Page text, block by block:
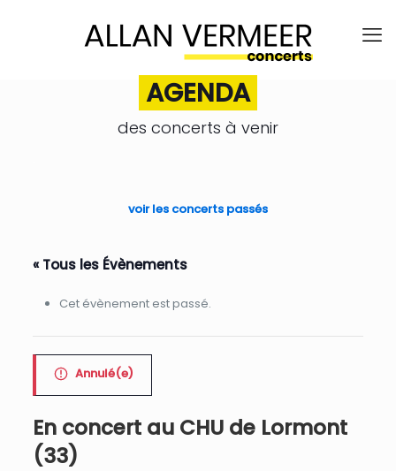
AGENDA
des concerts à venir
voir les concerts passés
« Tous les Évènements
Cet évènement est passé.
Annulé(e)
En concert au CHU de Lormont
(33)